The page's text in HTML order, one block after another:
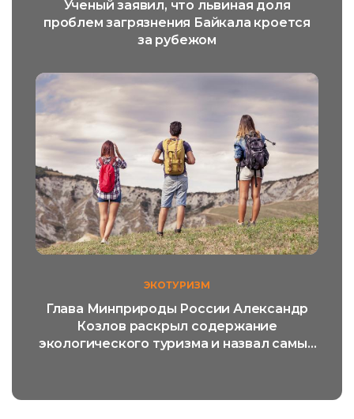
Ученый заявил, что львиная доля
проблем загрязнения Байкала кроется
за рубежом
ЭКОТУРИЗМ
Глава Минприроды России Александр
Козлов раскрыл содержание
экологического туризма и назвал самый